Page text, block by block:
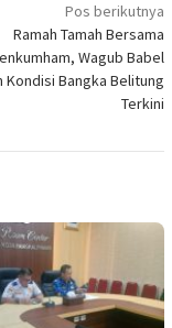
Pos berikutnya
Ramah Tamah Bersama
Wagub Babel
Kondisi Bangka Belitung
Terkini